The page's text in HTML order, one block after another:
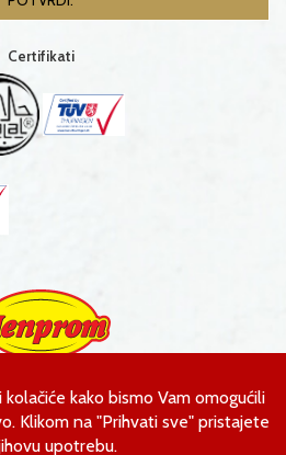
Certifikati
Kobića bb
Bosna i Hercegovina